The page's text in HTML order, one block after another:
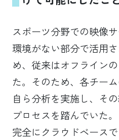
スポーツ分野での映像
環境がない部分で活用
め、従来はオフライン
た。そのため、各チー
自ら分析を実施し、そ
プロセスを踏んでいた
完全にクラウドベース